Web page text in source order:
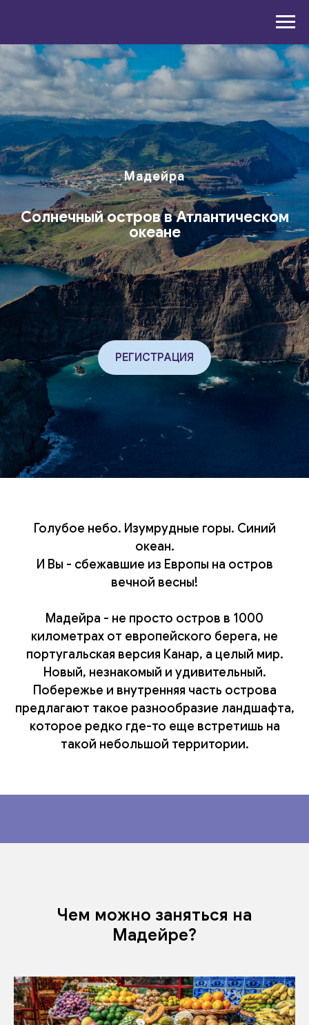
Мадейра
Солнечный остров в Атлантическом
океане
РЕГИСТРАЦИЯ
Голубое небо. Изумрудные горы. Синий
океан.
И Вы - сбежавшие из Европы на остров
вечной весны!
Мадейра - не просто остров в 1000
километрах от европейского берега, не
португальская версия Канар, а целый мир.
Новый, незнакомый и удивительный.
Побережье и внутренняя часть острова
предлагают такое разнообразие ландшафта,
которое редко где-то еще встретишь на
такой небольшой территории.
Чем можно заняться на
Мадейре?